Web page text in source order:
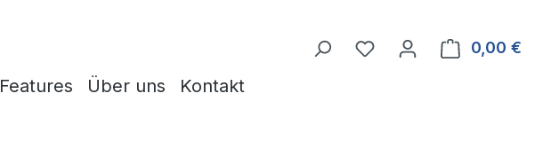
Du hast 0 Produkte auf
0,00 €
Features Über uns Kontakt